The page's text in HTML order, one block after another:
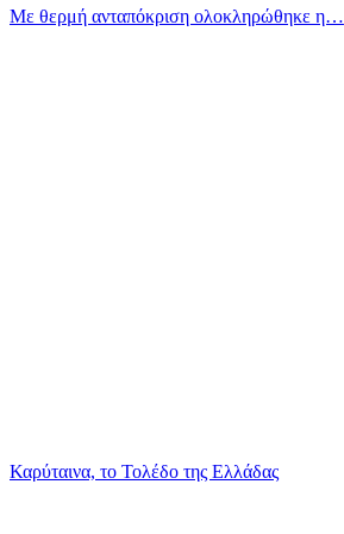
Με θερμή ανταπόκριση ολοκληρώθηκε η…
Καρύταινα, το Τολέδο της Ελλάδας